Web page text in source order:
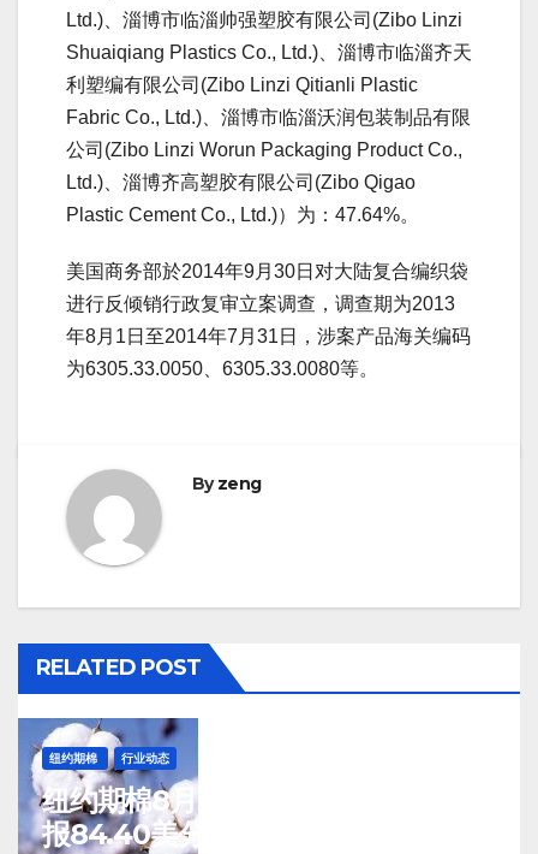
Ltd.)、淄博市临淄帅强塑胶有限公司(Zibo Linzi
Shuaiqiang Plastics Co., Ltd.)、淄博市临淄齐天
利塑编有限公司(Zibo Linzi Qitianli Plastic
Fabric Co., Ltd.)、淄博市临淄沃润包装制品有限
公司(Zibo Linzi Worun Packaging Product Co.,
Ltd.)、淄博齐高塑胶有限公司(Zibo Qigao
Plastic Cement Co., Ltd.)）为：47.64%。
美国商务部於2014年9月30日对大陆复合编织袋
进行反倾销行政复审立案调查，调查期为2013
年8月1日至2014年7月31日，涉案产品海关编码
为6305.33.0050、6305.33.0080等。
Byzeng
RELATED POST
纽约期棉 行业动态
纽约期棉8月7日(周五)收涨12月合约
报84.40美分/磅